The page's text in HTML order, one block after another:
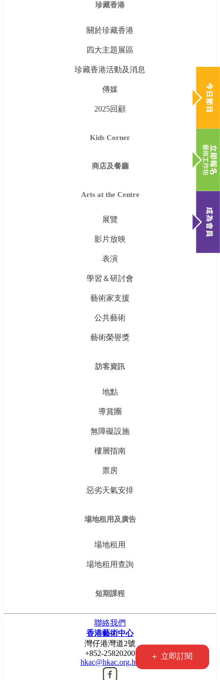
+ 立即訂閱
珍藏香港
關於珍藏香港
四大主題展區
珍藏香港活動及消息
傳媒
2025回顧
Kids Corner
商店及餐廳
Arts at the Centre
展覽
影片放映
表演
學習＆研討會
藝術家支援
公共藝術
藝術榮譽獎
訪客資訊
地點
導賞團
無障礙設施
樓層指南
票房
惡劣天氣安排
場地租用及廣告
場地租用
場地租用查詢
短期課程
聯絡我們
香港藝術中心
灣仔港灣道2號
+852-25820200
hkac@hkac.org.hk